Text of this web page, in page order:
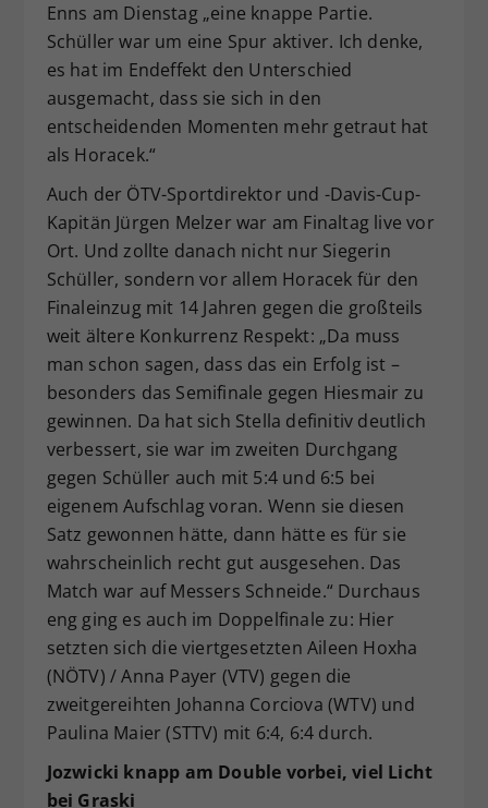
Enns am Dienstag „eine knappe Partie.
Schüller war um eine Spur aktiver. Ich denke,
es hat im Endeffekt den Unterschied
ausgemacht, dass sie sich in den
entscheidenden Momenten mehr getraut hat
als Horacek.“
Auch der ÖTV-Sportdirektor und -Davis-Cup-
Kapitän Jürgen Melzer war am Finaltag live vor
Ort. Und zollte danach nicht nur Siegerin
Schüller, sondern vor allem Horacek für den
Finaleinzug mit 14 Jahren gegen die großteils
weit ältere Konkurrenz Respekt: „Da muss
man schon sagen, dass das ein Erfolg ist –
besonders das Semifinale gegen Hiesmair zu
gewinnen. Da hat sich Stella definitiv deutlich
verbessert, sie war im zweiten Durchgang
gegen Schüller auch mit 5:4 und 6:5 bei
eigenem Aufschlag voran. Wenn sie diesen
Satz gewonnen hätte, dann hätte es für sie
wahrscheinlich recht gut ausgesehen. Das
Match war auf Messers Schneide.“ Durchaus
eng ging es auch im Doppelfinale zu: Hier
setzten sich die viertgesetzten Aileen Hoxha
(NÖTV) / Anna Payer (VTV) gegen die
zweitgereihten Johanna Corciova (WTV) und
Paulina Maier (STTV) mit 6:4, 6:4 durch.
Jozwicki knapp am Double vorbei, viel Licht
bei Graski